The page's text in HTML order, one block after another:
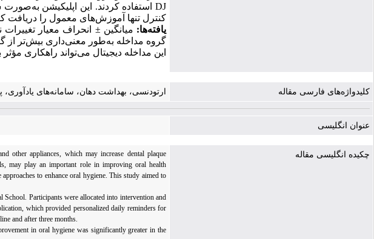
DJ استفاده کردند. این اپلیکیشن
کنترل تنها آموزش‌های معمول را
یافتهها: میانگین ± انحراف معیار تغییرات
گروه مداخله به‌طور معنیداری بیش‌تر از
این مداخله دیجیتال می‌تواند راهکاری
کلیدواژه‌های فارسی مقاله ارتودنسی، بهداشت دهان، سامانه‌های
عنوان انگلیسی
چکیده انگلیسی مقاله
other appliances, which may increase dental plaque
may play an important role in improving oral health
to enhance oral hygiene. This study aimed to
School. Participants were allocated into intervention and
which provided personalized daily reminders for
and after three months.
in oral hygiene was significantly greater in the